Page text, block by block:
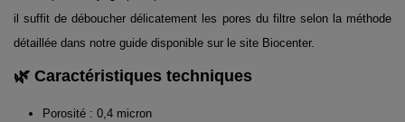
il suffit de déboucher délicatement les pores du filtre selon la méthode
détaillée dans notre guide disponible sur le site Biocenter.
🌿 Caractéristiques techniques
Porosité : 0,4 micron